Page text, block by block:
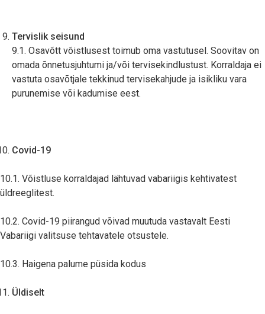
Tervislik seisund
9.1. Osavõtt võistlusest toimub oma vastutusel. Soovitav on
omada õnnetusjuhtumi ja/või tervisekindlustust. Korraldaja ei
vastuta osavõtjale tekkinud tervisekahjude ja isikliku vara
purunemise või kadumise eest.
Covid-19
10.1. Võistluse korraldajad lähtuvad vabariigis kehtivatest
üldreeglitest.
10.2. Covid-19 piirangud võivad muutuda vastavalt Eesti
Vabariigi valitsuse tehtavatele otsustele.
10.3. Haigena palume püsida kodus
Üldiselt